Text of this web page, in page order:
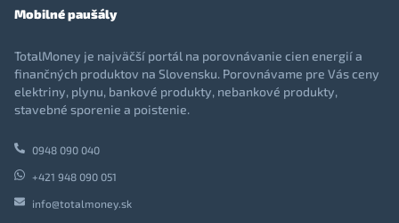
Mobilné paušály
TotalMoney je najväčší portál na porovnávanie cien energií a
finančných produktov na Slovensku. Porovnávame pre Vás ceny
elektriny, plynu, bankové produkty, nebankové produkty,
stavebné sporenie a poistenie.
0948 090 040
+421 948 090 051
info@totalmoney.sk